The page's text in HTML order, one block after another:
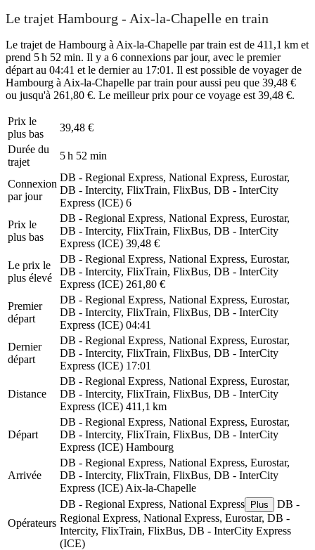
Le trajet Hambourg - Aix-la-Chapelle en train
Le trajet de Hambourg à Aix-la-Chapelle par train est de 411,1 km et
prend 5 h 52 min. Il y a 6 connexions par jour, avec le premier
départ au 04:41 et le dernier au 17:01. Il est possible de voyager de
Hambourg à Aix-la-Chapelle par train pour aussi peu que 39,48 €
ou jusqu'à 261,80 €. Le meilleur prix pour ce voyage est 39,48 €.
Prix ​​le
plus bas
39,48 €
Durée du
trajet
5 h 52 min
Connexion
par jour
DB - Regional Express, National Express, Eurostar,
DB - Intercity, FlixTrain, FlixBus, DB - InterCity
Express (ICE) 6
Prix ​​le
plus bas
DB - Regional Express, National Express, Eurostar,
DB - Intercity, FlixTrain, FlixBus, DB - InterCity
Express (ICE) 39,48 €
Le prix le
plus élevé
DB - Regional Express, National Express, Eurostar,
DB - Intercity, FlixTrain, FlixBus, DB - InterCity
Express (ICE) 261,80 €
Premier
départ
DB - Regional Express, National Express, Eurostar,
DB - Intercity, FlixTrain, FlixBus, DB - InterCity
Express (ICE) 04:41
Dernier
départ
DB - Regional Express, National Express, Eurostar,
DB - Intercity, FlixTrain, FlixBus, DB - InterCity
Express (ICE) 17:01
Distance
DB - Regional Express, National Express, Eurostar,
DB - Intercity, FlixTrain, FlixBus, DB - InterCity
Express (ICE) 411,1 km
Départ
DB - Regional Express, National Express, Eurostar,
DB - Intercity, FlixTrain, FlixBus, DB - InterCity
Express (ICE) Hambourg
Arrivée
DB - Regional Express, National Express, Eurostar,
DB - Intercity, FlixTrain, FlixBus, DB - InterCity
Express (ICE) Aix-la-Chapelle
Opérateurs
DB - Regional Express, National Express Plus
DB -
Regional Express, National Express, Eurostar, DB -
Intercity, FlixTrain, FlixBus, DB - InterCity Express
(ICE)